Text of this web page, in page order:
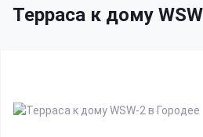
Терраса к дому